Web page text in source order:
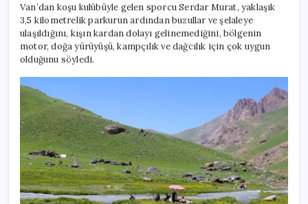
Van’dan koşu kulübüyle gelen sporcu Serdar Murat, yaklaşık
3,5 kilometrelik parkurun ardından buzullar ve şelaleye
ulaşıldığını, kışın kardan dolayı gelinemediğini, bölgenin
motor, doğa yürüyüşü, kampçılık ve dağcılık için çok uygun
olduğunu söyledi.